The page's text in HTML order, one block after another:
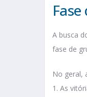
A busca
fase de
No geral,
1. As